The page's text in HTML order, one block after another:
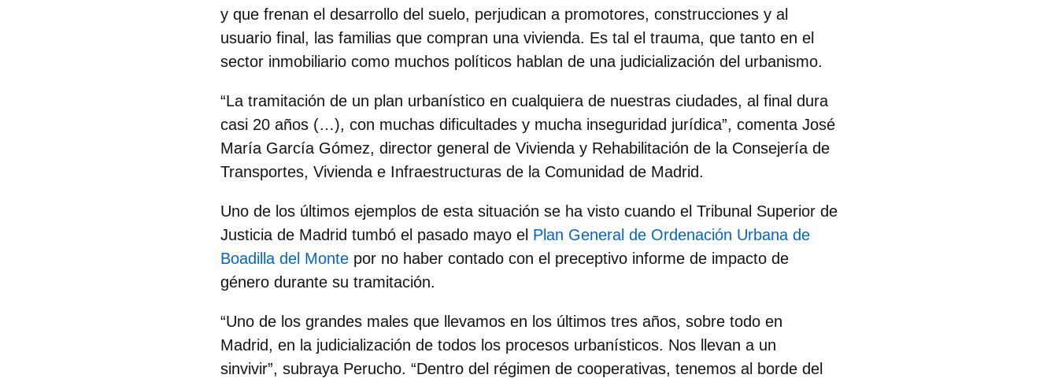
y que frenan el desarrollo del suelo, perjudican a promotores, construcciones y al
usuario final, las familias que compran una vivienda. Es tal el trauma, que tanto en el
sector inmobiliario como muchos políticos hablan de una judicialización del urbanismo.
“La tramitación de un plan urbanístico en cualquiera de nuestras ciudades, al final dura
casi 20 años (…), con muchas dificultades y mucha inseguridad jurídica”, comenta José
María García Gómez, director general de Vivienda y Rehabilitación de la Consejería de
Transportes, Vivienda e Infraestructuras de la Comunidad de Madrid.
Uno de los últimos ejemplos de esta situación se ha visto cuando el Tribunal Superior de
Justicia de Madrid tumbó el pasado mayo el Plan General de Ordenación Urbana de
Boadilla del Monte por no haber contado con el preceptivo informe de impacto de
género durante su tramitación.
“Uno de los grandes males que llevamos en los últimos tres años, sobre todo en
Madrid, en la judicialización de todos los procesos urbanísticos. Nos llevan a un
sinvivir”, subraya Perucho. “Dentro del régimen de cooperativas, tenemos al borde del